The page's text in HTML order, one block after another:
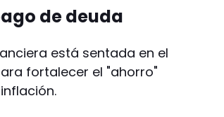
de deuda
está sentada en el
fortalecer el "ahorro"